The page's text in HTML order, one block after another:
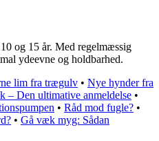
og 15 år. Med regelmæssig
ydeevne og holdbarhed.
lim fra trægulv • Nye hynder fra
– Den ultimative anmeldelse •
• Råd mod fugle? •
• Gå væk myg: Sådan